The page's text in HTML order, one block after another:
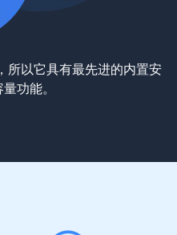
以它具有最先进的内置安
功能。